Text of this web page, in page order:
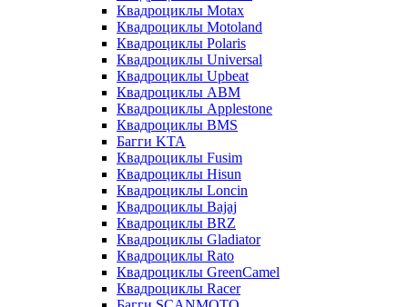
Квадроциклы Motax
Квадроциклы Motoland
Квадроциклы Polaris
Квадроциклы Universal
Квадроциклы Upbeat
Квадроциклы ABM
Квадроциклы Applestone
Квадроциклы BMS
Багги KTA
Квадроциклы Fusim
Квадроциклы Hisun
Квадроциклы Loncin
Квадроциклы Bajaj
Квадроциклы BRZ
Квадроциклы Gladiator
Квадроциклы Rato
Квадроциклы GreenCamel
Квадроциклы Racer